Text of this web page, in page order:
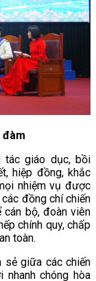
tác giáo dục, bồi
hiệp đồng, khắc
nhiệm vụ được
đồng chí chiến
bộ, đoàn viên
chính quy, chấp
toàn.
sẻ giữa các chiến
chóng hòa